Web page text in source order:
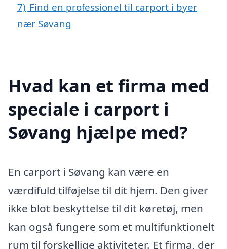
7) Find en professionel til carport i byer
nær Søvang
Hvad kan et firma med
speciale i carport i
Søvang hjælpe med?
En carport i Søvang kan være en
værdifuld tilføjelse til dit hjem. Den giver
ikke blot beskyttelse til dit køretøj, men
kan også fungere som et multifunktionelt
rum til forskellige aktiviteter. Et firma, der